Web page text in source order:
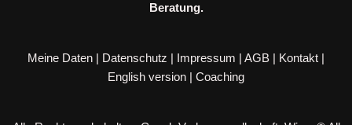
Beratung.
Meine Daten | Datenschutz | Impressum | AGB | Kontakt |
English version | Coaching